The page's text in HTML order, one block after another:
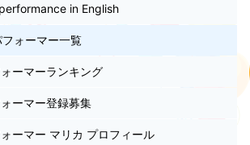
in English
ォーマー一覧
ーマーランキング
ーマー登録募集
ーマー マリカ プロフィール